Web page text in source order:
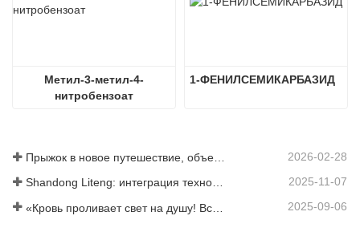
Метил-3-метил-4-
нитробензоат
1-ФЕНИЛСЕМИКАРБАЗИД
2026-02-28
Shandong Liteng: интеграция технологических услуг, индивидуальный синтез и масштабное производство для расширения глобальной торговой сети в сфере химической продукции 2025-11-07
2025-09-06